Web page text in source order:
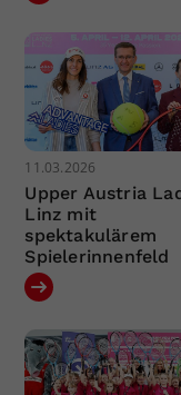
11.03.2026
Upper Austria
Linz mit
spektakulärem
Spielerinnenfeld